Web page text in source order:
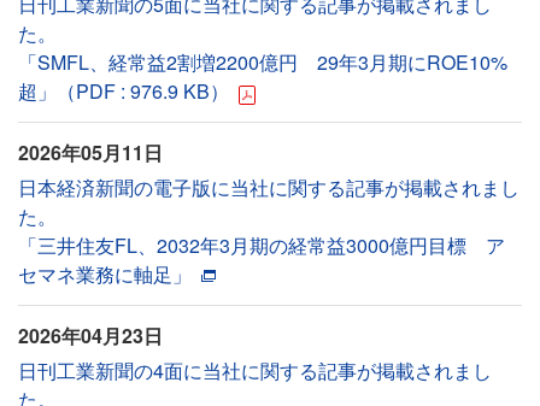
た。
「SMFL、経常益2割増2200億円 29年3月期にROE10%
超」（PDF : 976.9 KB）
2026年05月11日
日本経済新聞の電子版に当社に関する記事が掲載されまし
た。
「三井住友FL、2032年3月期の経常益3000億円目標 ア
セマネ業務に軸足」
2026年04月23日
日刊工業新聞の4面に当社に関する記事が掲載されまし
た。